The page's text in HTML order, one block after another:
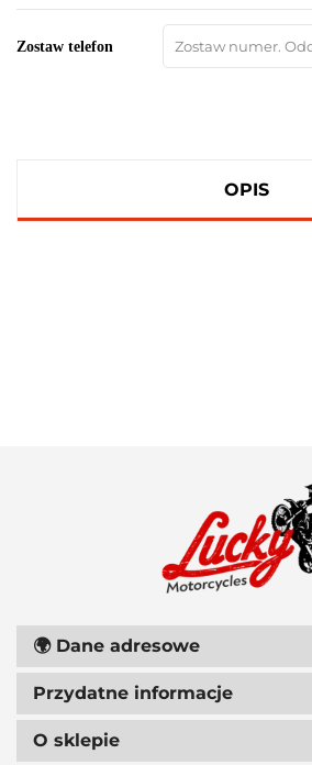
Zostaw telefon
OPIS
🌍 Dane adresowe
Przydatne informacje
O sklepie